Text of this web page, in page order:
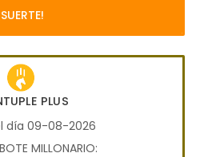
PLUS
día 09-08-2026
MILLONARIO: